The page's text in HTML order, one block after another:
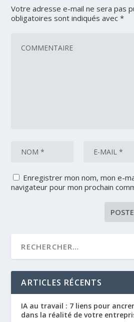
Votre adresse e-mail ne sera pas
obligatoires sont indiqués avec*
Enregistrer mon nom, mon e-
navigateur pour mon prochain
ARTICLES RÉCENTS
IA au travail : 7 liens pour
dans la réalité de votre